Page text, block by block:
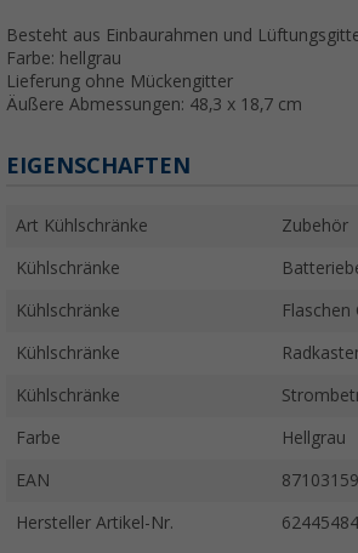
Besteht aus Einbaurahmen und
Farbe: hellgrau
Lieferung ohne Mückengitter
Äußere Abmessungen: 48,3 x 18,7 cm
EIGENSCHAFTEN
Art Kühlschränke Zubehör
Kühlschränke
Kühlschränke Flaschen
Kühlschränke
Kühlschränke
Farbe Hellgrau
EAN
Hersteller Artikel-Nr. 62445484